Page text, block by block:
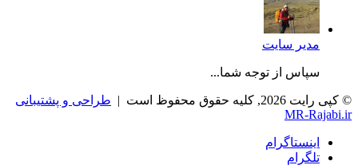
مدیر سایت
سپاس از توجه شما...
© کپی رایت 2026, کلیه حقوق محفوظ است |
طراحی و پشتیبانی
MR-Rajabi.ir
اینستاگرام
تلگرام